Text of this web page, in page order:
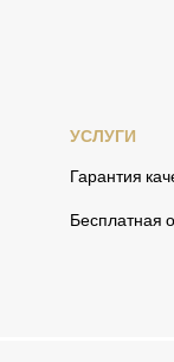
УСЛУГИ
Гарантия
Бесплатная